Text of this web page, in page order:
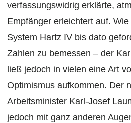
verfassungswidrig erklärte,
Empfänger erleichtert auf.
System Hartz IV bis dato
Zahlen zu bemessen – der
ließ jedoch in vielen eine Art
Optimismus aufkommen. Der
Arbeitsminister Karl-Josef
jedoch mit ganz anderen